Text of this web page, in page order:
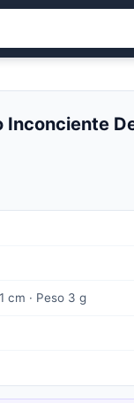
Inconciente
cm · Peso 3 g